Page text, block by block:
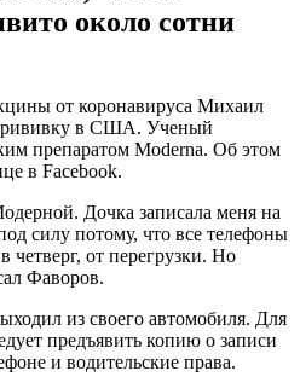
около сотни
от коронавируса Михаил
в США. Ученый
препаратом Moderna. Об этом
в Facebook.
Дочка записала меня на
силу потому, что все телефоны
четверг, от перегрузки. Но
Фаворов.
из своего автомобиля. Для
предъявить копию о записи
и водительские права.